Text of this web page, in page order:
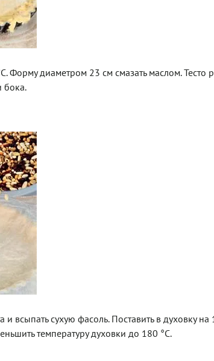
Форму диаметром 23 см смазать маслом. Тесто
бока.
и всыпать сухую фасоль. Поставить в духовку
температуру духовки до 180 °С.